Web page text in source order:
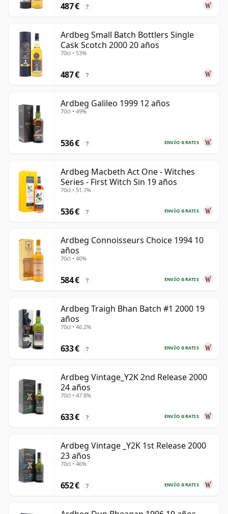
487 € ?
Ardbeg Small Batch Bottlers Single
Cask Scotch 2000 20 años
70cl • 53%
487 € ?
Ardbeg Galileo 1999 12 años
70cl • 49%
ENVÍO GRATIS
536 € ?
Ardbeg Macbeth Act One - Witches
Series - First Witch Sin 19 años
70cl • 51.7%
ENVÍO GRATIS
536 € ?
Ardbeg Connoisseurs Choice 1994 10
años
70cl • 40%
ENVÍO GRATIS
584 € ?
Ardbeg Traigh Bhan Batch #1 2000 19
años
70cl • 46.2%
ENVÍO GRATIS
633 € ?
Ardbeg Vintage_Y2K 2nd Release 2000
24 años
70cl • 47.8%
ENVÍO GRATIS
633 € ?
Ardbeg Vintage _Y2K 1st Release 2000
23 años
70cl • 46%
ENVÍO GRATIS
652 € ?